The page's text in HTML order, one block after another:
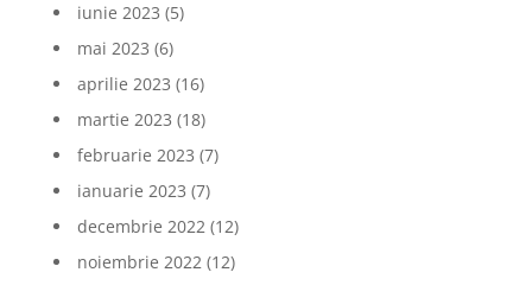
iunie 2023 (5)
mai 2023 (6)
aprilie 2023 (16)
martie 2023 (18)
februarie 2023 (7)
ianuarie 2023 (7)
decembrie 2022(12)
noiembrie 2022(12)